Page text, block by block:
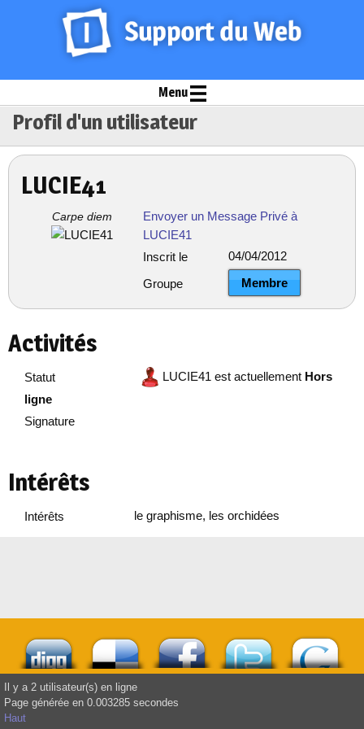
Menu
Profil d'un utilisateur
LUCIE41
Carpe diem
Envoyer un Message Privé à
LUCIE41
Inscrit le
04/04/2012
Groupe Membre
Activités
Statut LUCIE41 est actuellement Hors
ligne
Signature
Intérêts
Intérêts le graphisme, les orchidées
Il y a 2 utilisateur(s) en ligne
Page générée en 0.003285 secondes
Haut